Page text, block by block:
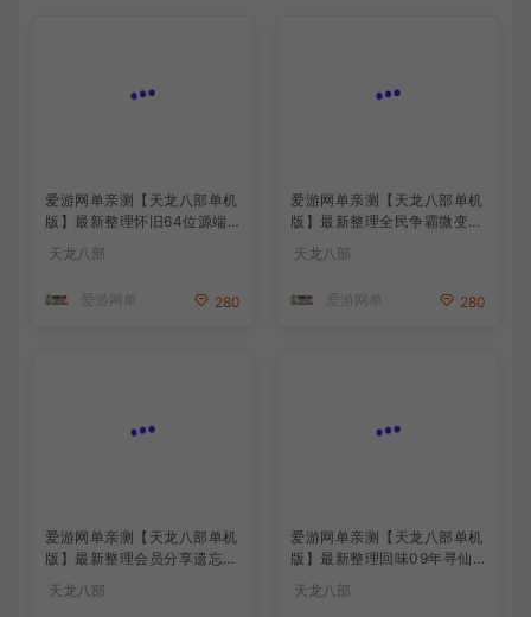
爱游网单亲测【天龙八部单机
版】最新整理怀旧64位源端
洛洛1.9 带GM工具 视频安装
教学 虚拟机一键端
天龙八部
爱游网单 280
爱游网单亲测【天龙八部单机
版】最新整理全民争霸微变完
整单机端 带GM 配套道具代
码 解锁充值奖励 视频安装教
天龙八部
爱游网单 280
爱游网单亲测【天龙八部单机
版】最新整理会员分享遗忘之
捷传送 快捷内辅 配套GM工
天龙八部
爱游网单亲测【天龙八部单机
版】最新整理回味09年寻仙
收体系 GM后台 虚拟机一键
天龙八部